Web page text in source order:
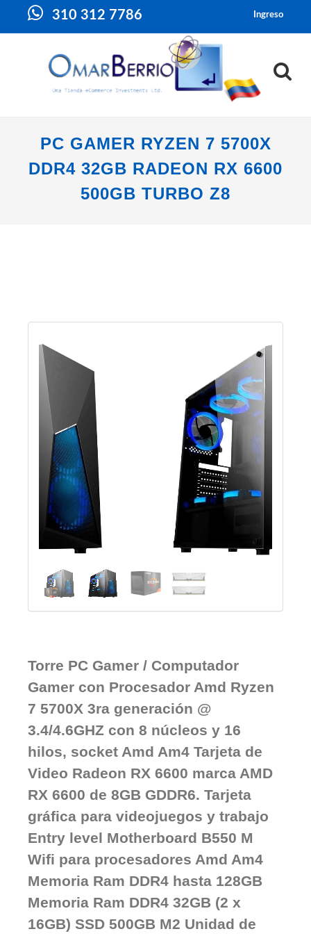
310 312 7786 Ingreso
PC GAMER RYZEN 7 5700X
DDR4 32GB RADEON RX 6600
500GB TURBO Z8
Torre PC Gamer / Computador
Gamer con Procesador Amd Ryzen
7 5700X 3ra generación @
3.4/4.6GHZ con 8 núcleos y 16
hilos, socket Amd Am4 Tarjeta de
Video Radeon RX 6600 marca AMD
RX 6600 de 8GB GDDR6. Tarjeta
gráfica para videojuegos y trabajo
Entry level Motherboard B550 M
Wifi para procesadores Amd Am4
Memoria Ram DDR4 hasta 128GB
Memoria Ram DDR4 32GB (2 x
16GB) SSD 500GB M2 Unidad de